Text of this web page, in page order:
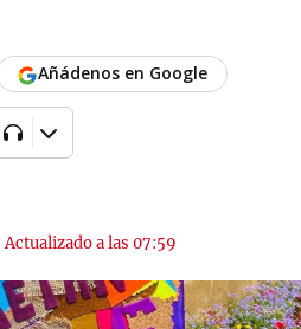
|Actualizado a las 07:59
Añádenos en Google